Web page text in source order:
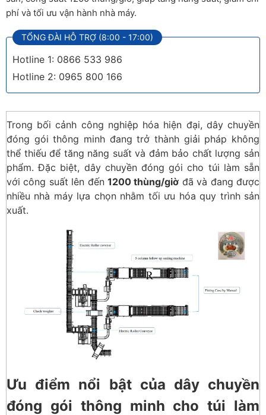
phí và tối ưu vận hành nhà máy.
TỔNG ĐÀI HỖ TRỢ (8:00 - 17:00)
Hotline 1: 0866 533 986
Hotline 2: 0965 800 166
Trong bối cảnh công nghiệp hóa hiện đại, dây chuyền
đóng gói thông minh đang trở thành giải pháp không
thể thiếu để tăng năng suất và đảm bảo chất lượng sản
phẩm. Đặc biệt, dây chuyền đóng gói cho túi làm sẵn
với công suất lên đến 1200 thùng/giờ đã và đang được
nhiều nhà máy lựa chọn nhằm tối ưu hóa quy trình sản
xuất.
Ưu điểm nổi bật của dây chuyền
đóng gói thông minh cho túi làm